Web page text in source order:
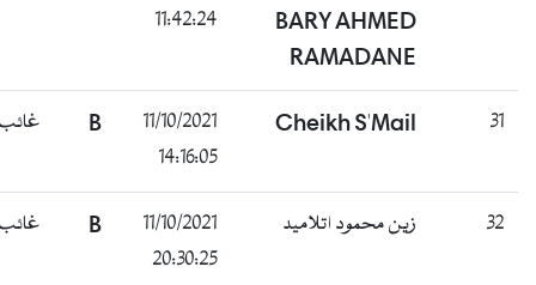
BARY AHMED
RAMADANE
11:42:24
Cheikh S'Mail
11/10/2021
14:16:05
غائب
زين محمود اتلاميد
11/10/2021
20:30:25
غائب